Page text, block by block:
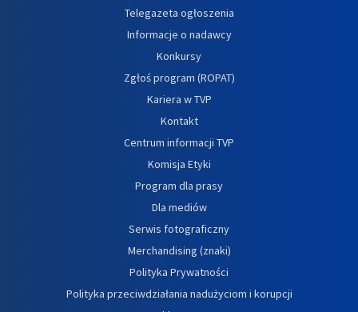
Telegazeta ogłoszenia
Informacje o nadawcy
Konkursy
Zgłoś program (ROPAT)
Kariera w TVP
Kontakt
Centrum informacji TVP
Komisja Etyki
Program dla prasy
Dla mediów
Serwis fotograficzny
Merchandising (znaki)
Polityka Prywatności
Polityka przeciwdziałania nadużyciom i korupcji